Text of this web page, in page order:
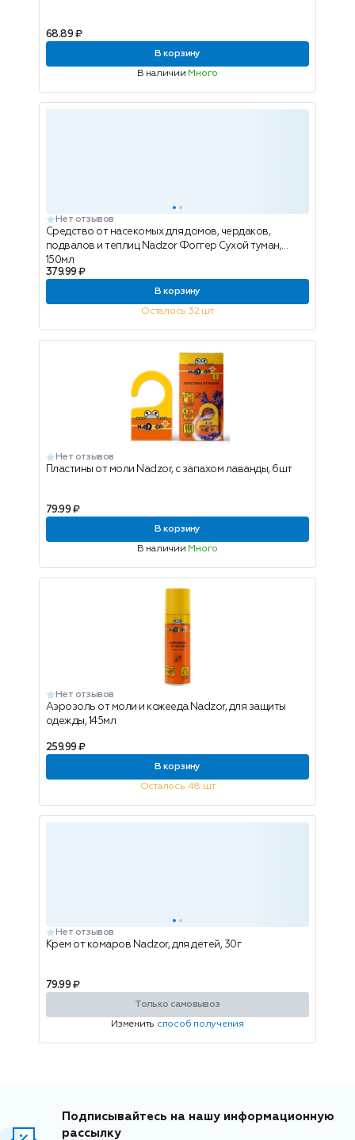
68.89 ₽
В корзину
В наличии Много
Нет отзывов
Средство от насекомых для домов, чердаков,
подвалов и теплиц Nadzor Фоггер Сухой туман,
150мл
379.99 ₽
В корзину
Осталось 32 шт
Нет отзывов
Пластины от моли Nadzor, с запахом лаванды, 6шт
79.99 ₽
В корзину
В наличии Много
Нет отзывов
Аэрозоль от моли и кожееда Nadzor, для защиты
одежды, 145мл
259.99 ₽
В корзину
Осталось 48 шт
Нет отзывов
Крем от комаров Nadzor, для детей, 30г
79.99 ₽
Только самовывоз
Изменить способ получения
Подписывайтесь на нашу информационную
рассылку